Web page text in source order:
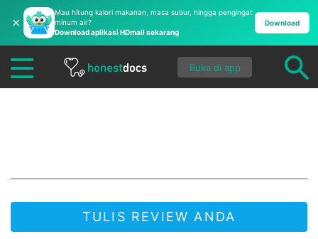
✕
Mau hitung kalori makanan, masa subur, hingga pengingat
minum air?
Download aplikasi HDmall sekarang
Download
Buka di app
TULIS REVIEW ANDA